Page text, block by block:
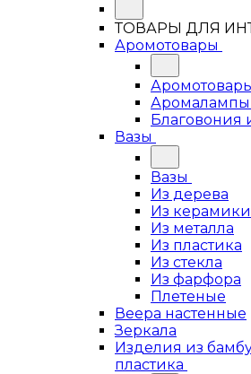
ТОВАРЫ ДЛЯ
Аромотовары
Аромалампы
Благовония
Вазы
Вазы
Из дерева
Из керамики
Из металла
Из пластика
Из стекла
Из фарфора
Плетеные
Веера настенные
Зеркала
Изделия из
пластика